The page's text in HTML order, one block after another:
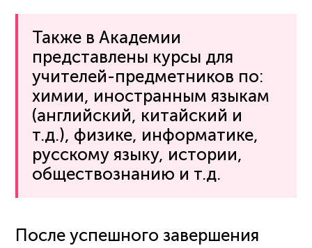
Также в Академии
представлены курсы для
учителей-предметников по:
химии, иностранным языкам
(английский, китайский и
т.д.), физике, информатике,
русскому языку, истории,
обществознанию и т.д.
После успешного завершения